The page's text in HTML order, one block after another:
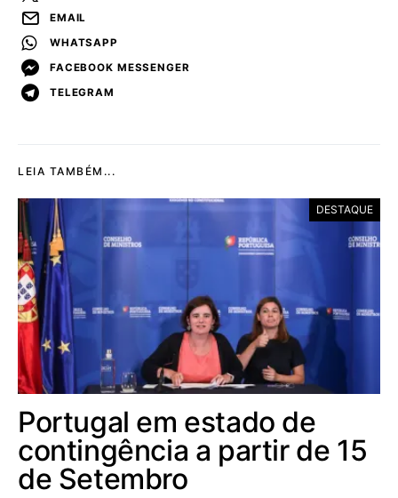
EMAIL
WHATSAPP
FACEBOOK MESSENGER
TELEGRAM
LEIA TAMBÉM...
DESTAQUE
Portugal em estado de
contingência a partir de 15
de Setembro